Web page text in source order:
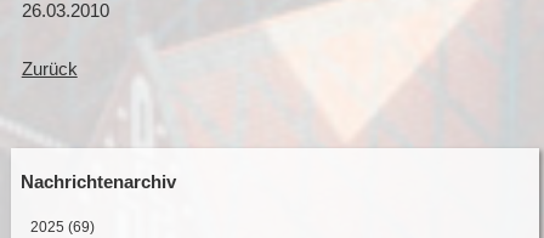
26.03.2010
Zurück
Nachrichtenarchiv
2025 (69)